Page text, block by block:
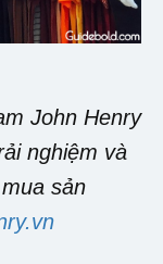
John Henry
nghiệm và
sản